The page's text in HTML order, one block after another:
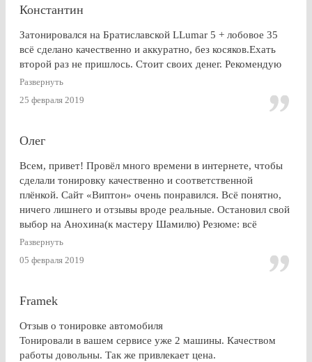
Константин
Затонировался на Братиславской LLumar 5 + лобовое 35
всё сделано качественно и аккуратно, без косяков.Ехать
второй раз не пришлось. Стоит своих денег. Рекомендую
Развернуть
25 февраля 2019
Олег
Всем, привет! Провёл много времени в интернете, чтобы
сделали тонировку качественно и соответственной
плёнкой. Сайт «Виптон» очень понравился. Всё понятно,
ничего лишнего и отзывы вроде реальные. Остановил свой
выбор на Анохина(к мастеру Шамилю) Резюме: всё
именно так, как и написано в отзывах!!!) Я остался очень
Развернуть
05 февраля 2019
Framek
Отзыв о тонировке автомобиля
Тонировали в вашем сервисе уже 2 машины. Качеством
работы довольны. Так же привлекает цена.